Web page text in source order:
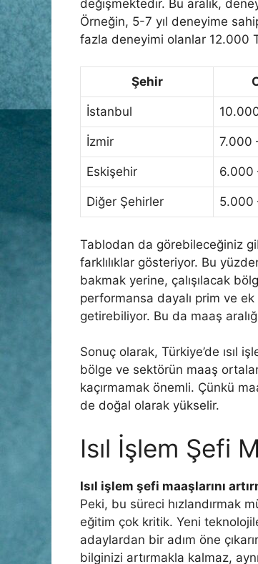
değişmektedir. Bu aralık,
Örneğin, 5-7 yıl deneyime
fazla deneyimi olanlar 12.000
Şehir
İstanbul
İzmir 7.000
Eskişehir 6.000
Diğer Şehirler 5.000
Tablodan da görebileceğiniz
farklılıklar gösteriyor. Bu
bakmak yerine, çalışılacak
performansa dayalı prim ve
getirebiliyor. Bu da maaş
Sonuç olarak, Türkiye’de ısıl
bölge ve sektörün maaş
kaçırmamak önemli. Çünkü
de doğal olarak yükselir.
Isıl İşlem Şefi
Isıl işlem şefi maaşlarını
Peki, bu süreci hızlandırmak
eğitim çok kritik. Yeni
adaylardan bir adım öne
bilginizi artırmakla kalmaz,